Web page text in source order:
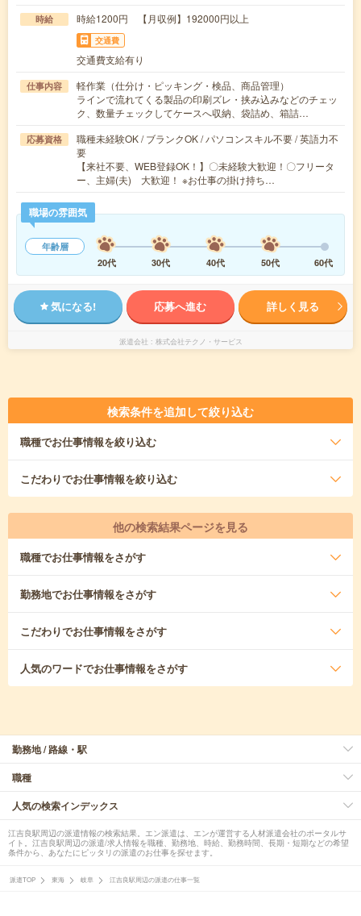
時給 時給1200円 【月収例】192000円以上
交通費
交通費支給有り
仕事内容
軽作業（仕分け・ピッキング・検品、商品管理）
ラインで流れてくる製品の印刷ズレ・挟み込みなどのチェッ
ク、数量チェックしてケースへ収納、袋詰め、箱詰…
応募資格
職種未経験OK / ブランクOK / パソコンスキル不要 / 英語力不
要
【来社不要、WEB登録OK！】〇未経験大歓迎！〇フリータ
ー、主婦(夫) 大歓迎！ ※お仕事の掛け持ち…
職場の雰囲気
年齢層
20代
30代 40代 50代 60代
気になる! 応募へ進む 詳しく見る
派遣会社 株式会社テクノ・サービス
検索条件を追加して絞り込む
職種でお仕事情報を絞り込む
こだわりでお仕事情報を絞り込む
他の検索結果ページを見る
職種でお仕事情報をさがす
勤務地でお仕事情報をさがす
こだわりでお仕事情報をさがす
人気のワードでお仕事情報をさがす
勤務地 / 路線・駅
職種
人気の検索インデックス
江吉良駅周辺の派遣情報の検索結果。エン派遣は、エンが運営する人材派遣会社のポータルサ
イト。江吉良駅周辺の派遣/求人情報を職種、勤務地、時給、勤務時間、長期・短期などの希望
条件から、あなたにピッタリの派遣のお仕事を探せます。
派遣TOP 東海 岐阜 江吉良駅周辺の派遣の仕事一覧